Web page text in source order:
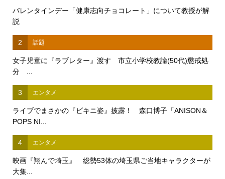
バレンタインデー「健康志向チョコレート」について教授が解
説
2 話題
女子児童に『ラブレター』渡す 市立小学校教諭(50代)懲戒処
分 ...
3 エンタメ
ライブでまさかの『ビキニ姿』披露！ 森口博子「ANISON＆
POPS NI...
4 エンタメ
映画『翔んで埼玉』 総勢53体の埼玉県ご当地キャラクターが
大集...